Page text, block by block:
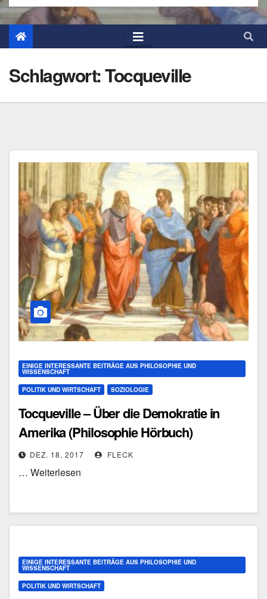
Schlagwort:Tocqueville
EINIGE INTERESSANTE BEITRÄGE AUS PHILOSOPHIE UND
WISSENSCHAFT
POLITIK UND WIRTSCHAFT SOZIOLOGIE
Tocqueville – Über die Demokratie in
Amerika (Philosophie Hörbuch)
DEZ. 18, 2017 FLECK
… Weiterlesen
EINIGE INTERESSANTE BEITRÄGE AUS PHILOSOPHIE UND
WISSENSCHAFT
POLITIK UND WIRTSCHAFT